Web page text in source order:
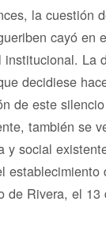
la cuestión
cayó en
institucional. La
decidiese
de este
también se
y social
establecimiento
de Rivera, el 13